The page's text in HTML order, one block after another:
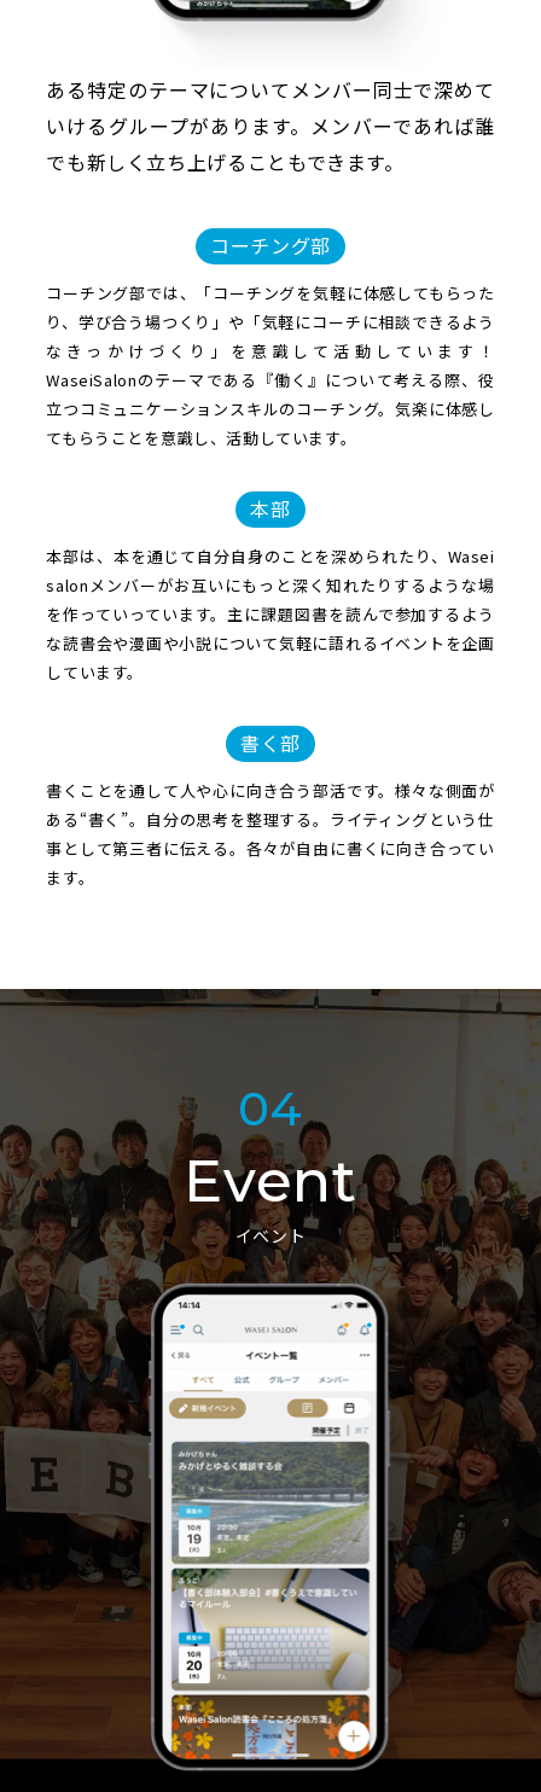
ある特定のテーマについてメンバー同士で深めて
いけるグループがあります。メンバーであれば誰
でも新しく立ち上げることもできます。
コーチング部
コーチング部では、「コーチングを気軽に体感してもらった
り、学び合う場つくり」や「気軽にコーチに相談できるよう
なきっかけづくり」を意識して活動しています！
WaseiSalonのテーマである『働く』について考える際、役
立つコミュニケーションスキルのコーチング。気楽に体感し
てもらうことを意識し、活動しています。
本部
本部は、本を通じて自分自身のことを深められたり、Wasei
salonメンバーがお互いにもっと深く知れたりするような場
を作っていっています。主に課題図書を読んで参加するよう
な読書会や漫画や小説について気軽に語れるイベントを企画
しています。
書く部
書くことを通して人や心に向き合う部活です。様々な側面が
ある“書く”。自分の思考を整理する。ライティングという仕
事として第三者に伝える。各々が自由に書くに向き合ってい
ます。
04
Event
イベント